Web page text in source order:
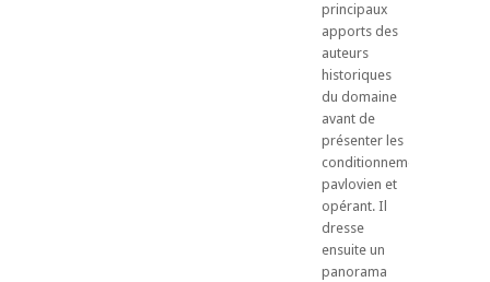
principaux
apports des
auteurs
historiques
du domaine
avant de
présenter les
conditionnements
pavlovien et
opérant. Il
dresse
ensuite un
panorama